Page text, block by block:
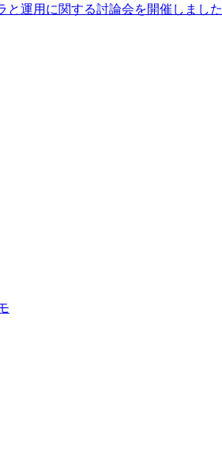
と運用に関する討論会を開催しました